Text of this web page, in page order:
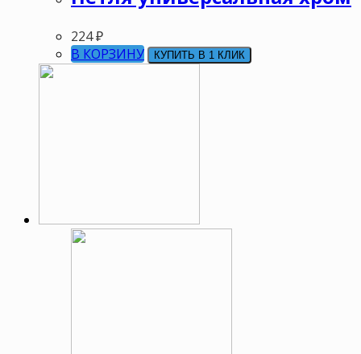
224₽
В КОРЗИНУ
КУПИТЬ В 1 КЛИК